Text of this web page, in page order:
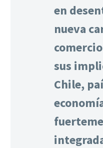
en
nueva
sus
Chile,